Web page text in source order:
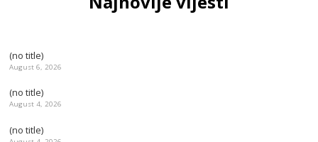
(no title)
August 6, 2026
(no title)
August 4, 2026
(no title)